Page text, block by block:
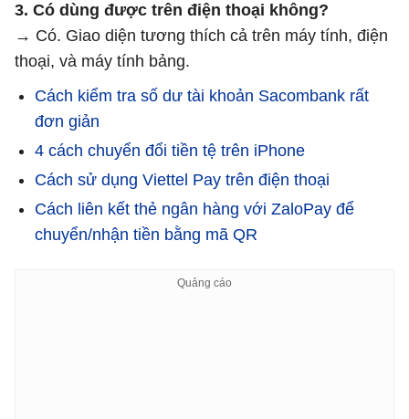
3. Có dùng được trên điện thoại không?
→ Có. Giao diện tương thích cả trên máy tính, điện
thoại, và máy tính bảng.
Cách kiểm tra số dư tài khoản Sacombank rất
đơn giản
4 cách chuyển đổi tiền tệ trên iPhone
Cách sử dụng Viettel Pay trên điện thoại
Cách liên kết thẻ ngân hàng với ZaloPay để
chuyển/nhận tiền bằng mã QR